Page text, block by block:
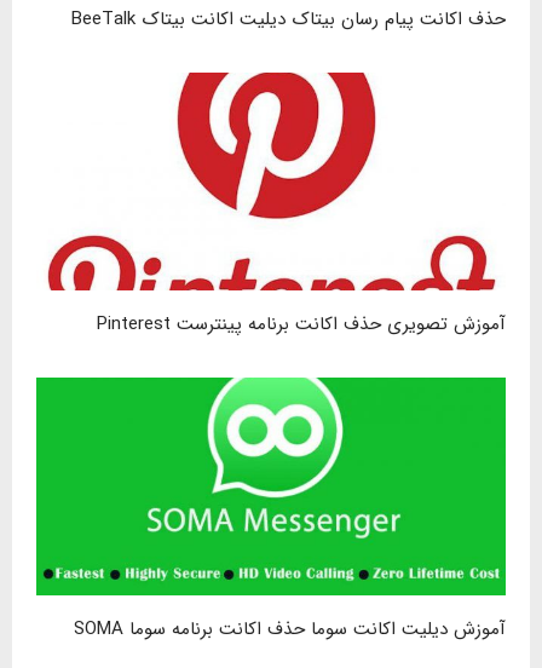
حذف اکانت پیام رسان بیتاک دیلیت اکانت بیتاک BeeTalk
آموزش تصویری حذف اکانت برنامه پینترست Pinterest
آموزش دیلیت اکانت سوما حذف اکانت برنامه سوما SOMA